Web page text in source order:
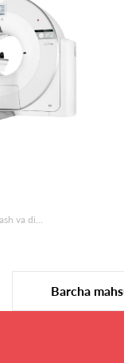
va di...
Barcha